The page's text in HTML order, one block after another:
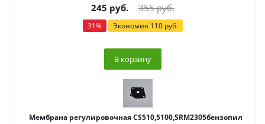
245 руб. 355руб.
31% Экономия 110руб.
В корзину
Мембрана регулировочная CS510,5100,SRM2305бензопил